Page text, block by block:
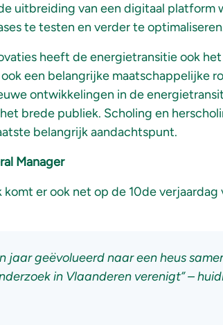
uitbreiding van een digitaal platform
te testen en verder te
heeft de energietransitie ook
een belangrijke maatschappelijke
ontwikkelingen in de
brede publiek. Scholing en
belangrijk aandachtspunt.
Manager
er ook net op de 10de
jaar geëvolueerd naar een heus
in Vlaanderen verenigt” –